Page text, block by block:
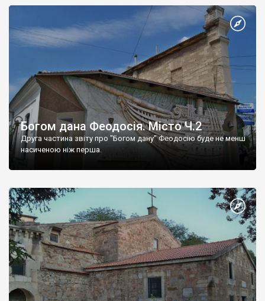
Богом дана Феодосія. Місто Ч.2
Друга частина звіту про "Богом дану" Феодосію буде не менш
насиченою ніж перша.